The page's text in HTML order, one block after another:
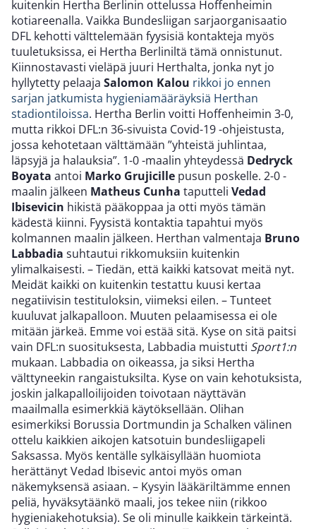
kuitenkin Hertha Berlinin ottelussa Hoffenheimin
kotiareenalla. Vaikka Bundesliigan sarjaorganisaatio
DFL kehotti välttelemään fyysisiä kontakteja myös
tuuletuksissa, ei Hertha Berliniltä tämä onnistunut.
Kiinnostavasti vieläpä juuri Herthalta, jonka nyt jo
hyllytetty pelaaja Salomon Kalou rikkoi jo ennen
sarjan jatkumista hygieniamääräyksiä Herthan
stadiontiloissa. Hertha Berlin voitti Hoffenheimin 3-0,
mutta rikkoi DFL:n 36-sivuista Covid-19 -ohjeistusta,
jossa kehotetaan välttämään ”yhteistä juhlintaa,
läpsyjä ja halauksia”. 1-0 -maalin yhteydessä Dedryck
Boyata antoi Marko Grujicille pusun poskelle. 2-0 -
maalin jälkeen Matheus Cunha taputteli Vedad
Ibisevicin hikistä pääkoppaa ja otti myös tämän
kädestä kiinni. Fyysistä kontaktia tapahtui myös
kolmannen maalin jälkeen. Herthan valmentaja Bruno
Labbadia suhtautui rikkomuksiin kuitenkin
ylimalkaisesti. – Tiedän, että kaikki katsovat meitä nyt.
Meidät kaikki on kuitenkin testattu kuusi kertaa
negatiivisin testituloksin, viimeksi eilen. – Tunteet
kuuluvat jalkapalloon. Muuten pelaamisessa ei ole
mitään järkeä. Emme voi estää sitä. Kyse on sitä paitsi
vain DFL:n suosituksesta, Labbadia muistutti Sport1:n
mukaan. Labbadia on oikeassa, ja siksi Hertha
välttyneekin rangaistuksilta. Kyse on vain kehotuksista,
joskin jalkapalloilijoiden toivotaan näyttävän
maailmalla esimerkkiä käytöksellään. Olihan
esimerkiksi Borussia Dortmundin ja Schalken välinen
ottelu kaikkien aikojen katsotuin bundesliigapeli
Saksassa. Myös kentälle sylkäisyllään huomiota
herättänyt Vedad Ibisevic antoi myös oman
näkemyksensä asiaan. – Kysyin lääkäriltämme ennen
peliä, hyväksytäänkö maali, jos tekee niin (rikkoo
hygieniakehotuksia). Se oli minulle kaikkein tärkeintä.